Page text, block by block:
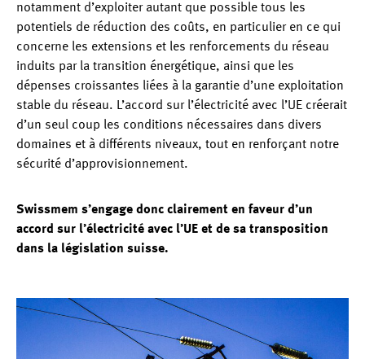
notamment d’exploiter autant que possible tous les
potentiels de réduction des coûts, en particulier en ce qui
concerne les extensions et les renforcements du réseau
induits par la transition énergétique, ainsi que les
dépenses croissantes liées à la garantie d’une exploitation
stable du réseau. L’accord sur l’électricité avec l’UE créerait
d’un seul coup les conditions nécessaires dans divers
domaines et à différents niveaux, tout en renforçant notre
sécurité d’approvisionnement.
Swissmem s’engage donc clairement en faveur d’un
accord sur l’électricité avec l’UE et de sa transposition
dans la législation suisse.